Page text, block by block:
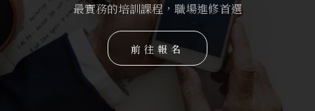
最實務的培訓課程，職場進修首選
前往報名